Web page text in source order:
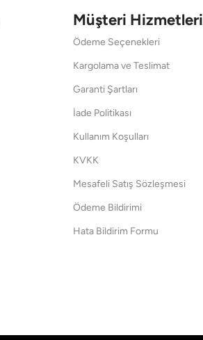
Müşteri Hizmetleri
Ödeme Seçenekleri
Kargolama ve Teslimat
Garanti Şartları
İade Politikası
Kullanım Koşulları
KVKK
Mesafeli Satış Sözleşmesi
Ödeme Bildirimi
Hata Bildirim Formu